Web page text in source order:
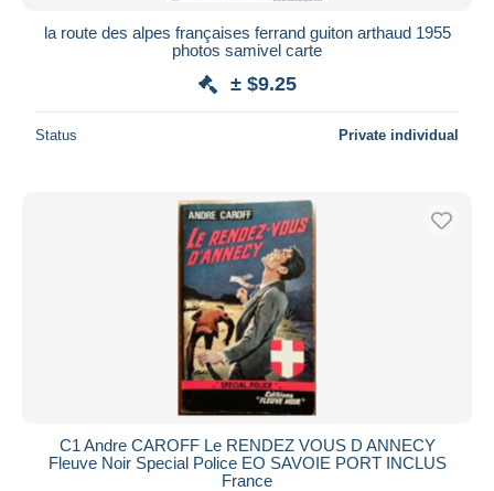
la route des alpes françaises ferrand guiton arthaud 1955
photos samivel carte
± $9.25
Status Private individual
C1 Andre CAROFF Le RENDEZ VOUS D ANNECY
Fleuve Noir Special Police EO SAVOIE PORT INCLUS
France